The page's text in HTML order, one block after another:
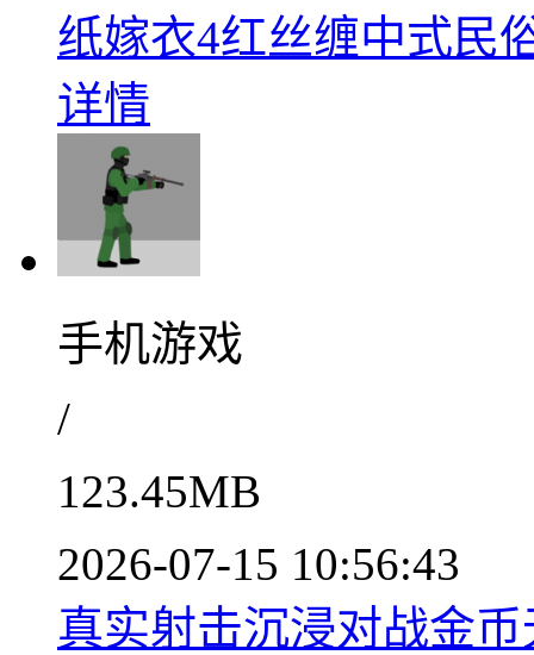
纸嫁衣4红丝缠中式民
详情
手机游戏
/
123.45MB
2026-07-15 10:56:43
真实射击沉浸对战金